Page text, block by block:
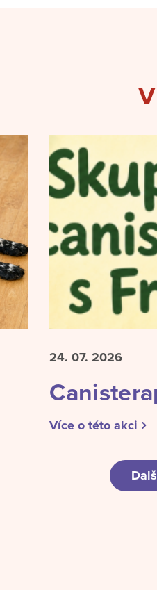
24. 07.2026
Více o této akci